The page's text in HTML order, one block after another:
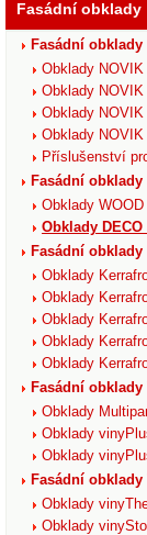
Fasádní obklady
Fasádní obklady
Obklady
Obklady
Obklady
Obklady
Příslušenství
Fasádní obklady
Obklady
Obklady DECO
Fasádní obklady
Obklady
Obklady
Obklady
Obklady
Obklady
Fasádní
Obklady
Obklady
Obklady
Fasádní
Obklady
Obklady